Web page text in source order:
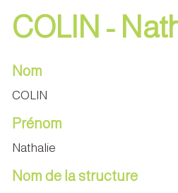
COLIN -
Nom
COLIN
Prénom
Nathalie
Nom de la structure